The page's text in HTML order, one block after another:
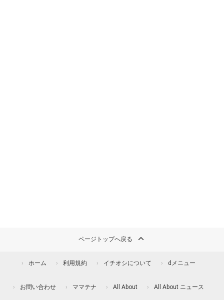
ページトップへ戻る
ホーム 利用規約 イチオシについて dメニュー
お問い合わせ ママテナ All About All About ニュース